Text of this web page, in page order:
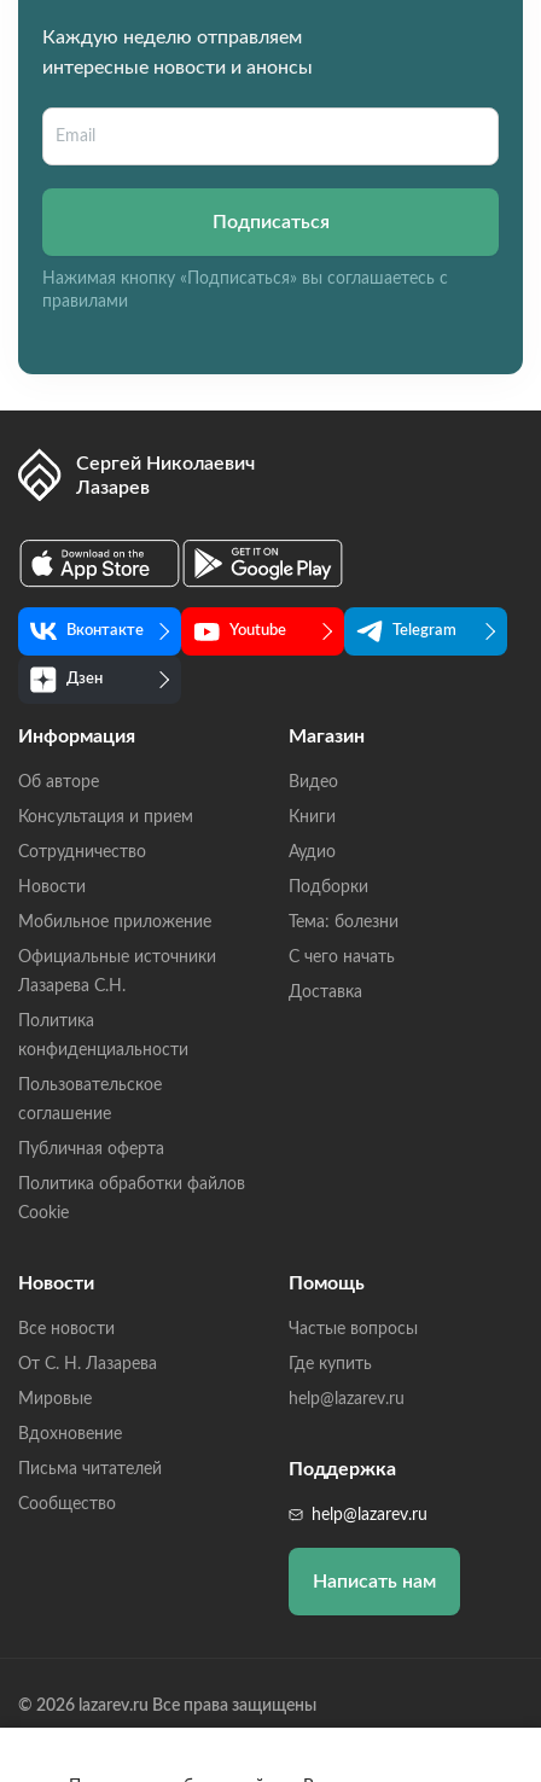
Каждую неделю отправляем
интересные новости и анонсы
Подписаться
Нажимая кнопку «Подписаться» вы соглашаетесь с
правилами
Сергей Николаевич
Лазарев
Вконтакте Youtube Telegram
Дзен
Информация
Об авторе
Консультация и прием
Сотрудничество
Новости
Мобильное приложение
Официальные источники
Лазарева С.Н.
Политика
конфиденциальности
Пользовательское
соглашение
Публичная оферта
Политика обработки файлов
Cookie
Магазин
Видео
Книги
Аудио
Подборки
Тема: болезни
С чего начать
Доставка
Новости
Все новости
От С. Н. Лазарева
Мировые
Вдохновение
Письма читателей
Сообщество
Помощь
Частые вопросы
Где купить
help@lazarev.ru
Поддержка
help@lazarev.ru
Написать нам
© 2026 lazarev.ru Все права защищены